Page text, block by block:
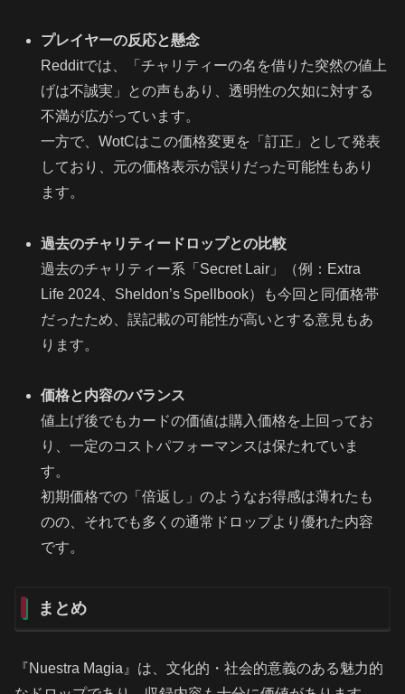
プレイヤーの反応と懸念
Redditでは、「チャリティーの名を借りた突然の値上
げは不誠実」との声もあり、透明性の欠如に対する
不満が広がっています。
一方で、WotCはこの価格変更を「訂正」として発表
しており、元の価格表示が誤りだった可能性もあり
ます。
過去のチャリティードロップとの比較
過去のチャリティー系「Secret Lair」（例：Extra
Life 2024、Sheldon’s Spellbook）も今回と同価格帯
だったため、誤記載の可能性が高いとする意見もあ
ります。
価格と内容のバランス
値上げ後でもカードの価値は購入価格を上回ってお
り、一定のコストパフォーマンスは保たれていま
す。
初期価格での「倍返し」のようなお得感は薄れたも
のの、それでも多くの通常ドロップより優れた内容
です。
まとめ
『Nuestra Magia』は、文化的・社会的意義のある魅力的